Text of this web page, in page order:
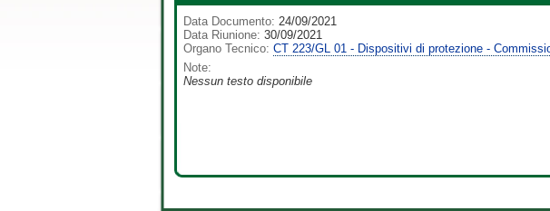
Data Documento: 24/09/2021
Data Riunione: 30/09/2021
Organo Tecnico: CT 223/GL 01 - Dispositivi di protezione -
Note:
Nessun testo disponibile